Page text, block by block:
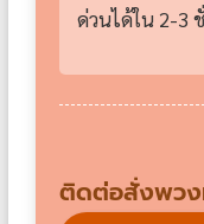
ด่วนได้ใน 2-3
ติดต่อสั่งพว